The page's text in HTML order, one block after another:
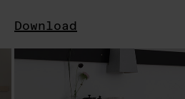
Download